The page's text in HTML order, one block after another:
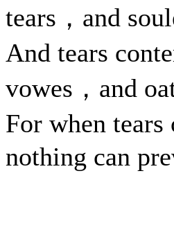
tears，and
And tears
vowes，and
For when tears
nothing can